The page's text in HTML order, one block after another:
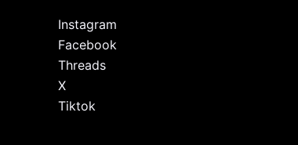
Instagram
Facebook
Threads
X
Tiktok